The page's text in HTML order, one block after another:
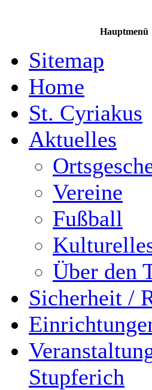
Hauptmenü
Sitemap
Home
St. Cyriakus
Aktuelles
Vereine
Fußball
Über den
Sicherheit /
Stupferich